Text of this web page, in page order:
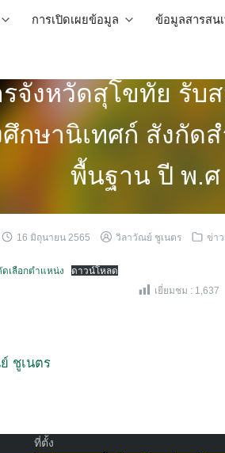
การเปิดเผยข้อมูล ข้อมูลสารสน
จังหวัดสุโขทัย รับ
กษานิเทศก์ สังกั
พื้นฐาน ปี พ.ศ
16 มิถุนายน 2565 วิลาวัณย์ ชูเนตร ข่า
เลือกตำแหน่ง ดาวน์โหลด
เยี่ยมชม : 1,637
ชูเนตร
ที่ตั้ง